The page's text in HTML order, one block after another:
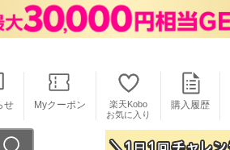
せ Myクーポン
楽天Kobo
お気に入り
購入履歴